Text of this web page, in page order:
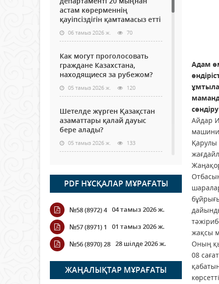
астам көрерменнің
қауіпсіздігін қамтамасыз етті
06 тамыз 2026 ж. 70
Как могут проголосовать
граждане Казахстана,
находящиеся за рубежом?
05 тамыз 2026 ж. 120
Шетелде жүрген Қазақстан
азаматтары қалай дауыс
бере алады?
05 тамыз 2026 ж. 133
баға әр түрлі болған
жағдайда
ҮКІМЕТТІК ЕМЕС ҰЙЫМДАРҒА
АРНАЛҒАН СЫЙЛЫҚАҚЫ
КОНКУРСЫНА ӨТІНІМ
ҚАБЫЛДАУ БАСТАЛДЫ
04 тамыз 2026 ж. 110
PDF НҰСҚАЛАР МҰРАҒАТЫ
№58 (8972) 4 04 тамыз 2026 ж.
№57 (8971) 1
01 тамыз 2026 ж.
№56 (8970) 28 28 шілде 2026 ж.
ЖАҢАЛЫҚТАР МҰРАҒАТЫ
Адам
Айдар
жақсы
Оның
08